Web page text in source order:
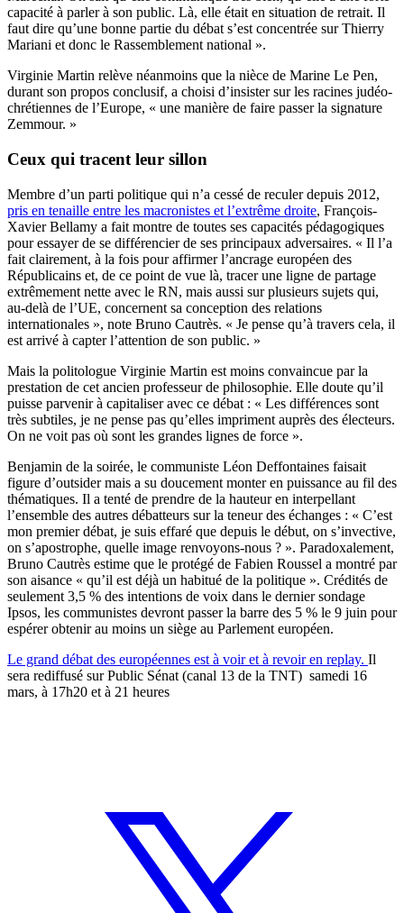
capacité à parler à son public. Là, elle était en situation de retrait. Il
faut dire qu’une bonne partie du débat s’est concentrée sur Thierry
Mariani et donc le Rassemblement national ».
Virginie Martin relève néanmoins que la nièce de Marine Le Pen,
durant son propos conclusif, a choisi d’insister sur les racines judéo-
chrétiennes de l’Europe, « une manière de faire passer la signature
Zemmour. »
Ceux qui tracent leur sillon
Membre d’un parti politique qui n’a cessé de reculer depuis 2012,
pris en tenaille entre les macronistes et l’extrême droite, François-
Xavier Bellamy a fait montre de toutes ses capacités pédagogiques
pour essayer de se différencier de ses principaux adversaires. « Il l’a
fait clairement, à la fois pour affirmer l’ancrage européen des
Républicains et, de ce point de vue là, tracer une ligne de partage
extrêmement nette avec le RN, mais aussi sur plusieurs sujets qui,
au-delà de l’UE, concernent sa conception des relations
internationales », note Bruno Cautrès. « Je pense qu’à travers cela, il
est arrivé à capter l’attention de son public. »
Mais la politologue Virginie Martin est moins convaincue par la
prestation de cet ancien professeur de philosophie. Elle doute qu’il
puisse parvenir à capitaliser avec ce débat : « Les différences sont
très subtiles, je ne pense pas qu’elles impriment auprès des électeurs.
On ne voit pas où sont les grandes lignes de force ».
Benjamin de la soirée, le communiste Léon Deffontaines faisait
figure d’outsider mais a su doucement monter en puissance au fil des
thématiques. Il a tenté de prendre de la hauteur en interpellant
l’ensemble des autres débatteurs sur la teneur des échanges : « C’est
mon premier débat, je suis effaré que depuis le début, on s’invective,
on s’apostrophe, quelle image renvoyons-nous ? ». Paradoxalement,
Bruno Cautrès estime que le protégé de Fabien Roussel a montré par
son aisance « qu’il est déjà un habitué de la politique ». Crédités de
seulement 3,5 % des intentions de voix dans le dernier sondage
Ipsos, les communistes devront passer la barre des 5 % le 9 juin pour
espérer obtenir au moins un siège au Parlement européen.
Le grand débat des européennes est à voir et à revoir en replay. Il
sera rediffusé sur Public Sénat (canal 13 de la TNT) samedi 16
mars, à 17h20 et à 21 heures